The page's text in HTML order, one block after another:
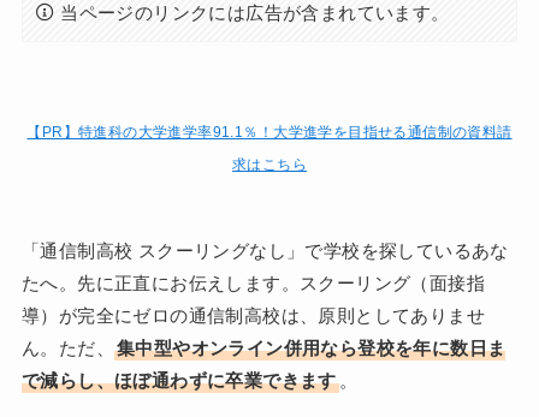
当ページのリンクには広告が含まれています。
【PR】特進科の大学進学率91.1％！大学進学を目指せる通信制の資料請
求はこちら
「通信制高校 スクーリングなし」で学校を探しているあな
たへ。先に正直にお伝えします。スクーリング（面接指
導）が完全にゼロの通信制高校は、原則としてありませ
ん。ただ、
集中型やオンライン併用なら登校を年に数日ま
で減らし、ほぼ通わずに卒業できます。